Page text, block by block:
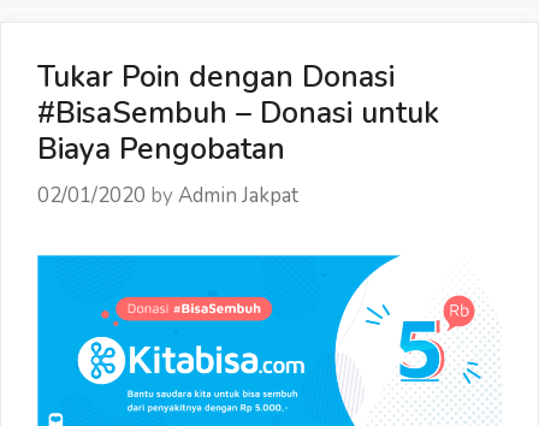
Tukar Poin dengan Donasi
#BisaSembuh – Donasi untuk
Biaya Pengobatan
02/01/2020 byAdmin Jakpat